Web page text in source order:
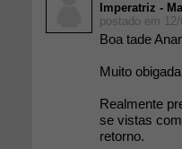
Imperatriz -
postado em 12/
Boa tade
Muito
Realmente
se vistas
retorno.